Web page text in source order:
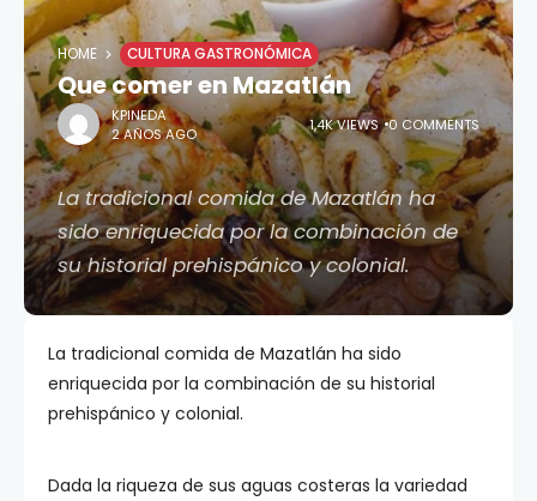
HOME CULTURA GASTRONÓMICA
Que comer en Mazatlán
KPINEDA
2 AÑOS AGO
1,4K VIEWS 0 COMMENTS
La tradicional comida de Mazatlán ha
sido enriquecida por la combinación de
su historial prehispánico y colonial.
La tradicional comida de Mazatlán ha sido
enriquecida por la combinación de su historial
prehispánico y colonial.
Dada la riqueza de sus aguas costeras la variedad